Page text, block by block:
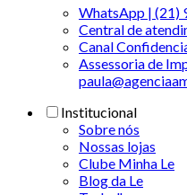
WhatsApp | (21)
Central de
Canal
Assessoria de
Institucional
Sobre nós
Nossas lojas
Clube Minha Le
Blog da Le